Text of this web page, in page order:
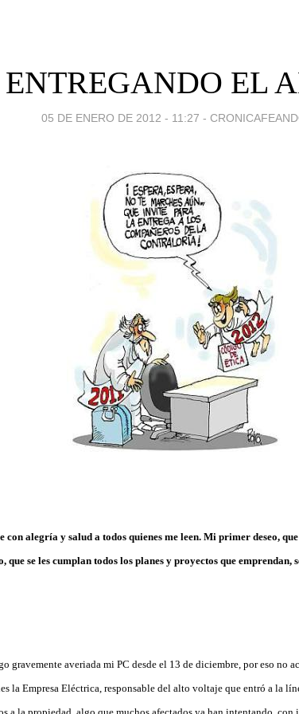
ENTREGANDO EL
05 DE ENERO DE 2012 - 11:27 -
con alegría y salud a todos quienes me leen. Mi primer deseo,
que se les cumplan todos los planes y proyectos que emprendan,
gravemente averiada mi PC desde el 13 de diciembre, por eso no
la Empresa Eléctrica, responsable del alto voltaje que entró a la